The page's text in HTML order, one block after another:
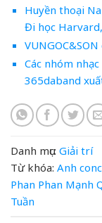
Huyền thoại
Đi học
Các nhóm
365daband
Danh mục: Giải trí
Từ khóa: Anh
Phan Phan Mạnh
Tuần